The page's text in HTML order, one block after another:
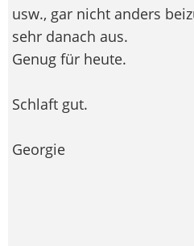
usw., gar nicht anders
sehr danach aus.
Genug für heute.
Schlaft gut.
Georgie